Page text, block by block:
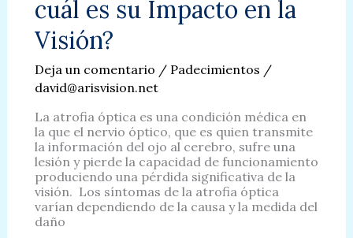
cuál es su Impacto en la
Visión?
Deja un comentario / Padecimientos /
david@arisvision.net
La atrofia óptica es una condición médica en
la que el nervio óptico, que es quien transmite
la información del ojo al cerebro, sufre una
lesión y pierde la capacidad de funcionamiento
produciendo una pérdida significativa de la
visión. Los síntomas de la atrofia óptica
varían dependiendo de la causa y la medida del
daño